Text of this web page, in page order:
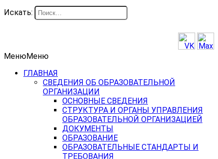
Искать:
МенюМеню
ГЛАВНАЯ
СВЕДЕНИЯ ОБ ОБРАЗОВАТЕЛЬНОЙ
ОРГАНИЗАЦИИ
ОСНОВНЫЕ СВЕДЕНИЯ
СТРУКТУРА И ОРГАНЫ УПРАВЛЕНИЯ
ОБРАЗОВАТЕЛЬНОЙ ОРГАНИЗАЦИЕЙ
ДОКУМЕНТЫ
ОБРАЗОВАНИЕ
ОБРАЗОВАТЕЛЬНЫЕ СТАНДАРТЫ И
ТРЕБОВАНИЯ